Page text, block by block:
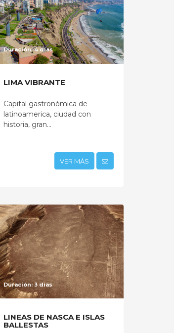
Duración: 4 días
LIMA VIBRANTE
Capital gastronómica de
latinoamerica, ciudad con
historia, gran...
VER MÁS
Duración: 3 días
LINEAS DE NASCA E ISLAS
BALLESTAS